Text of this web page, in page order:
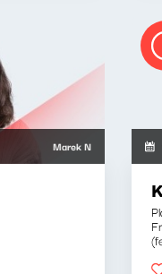
Marek Napiórkowski, Adam